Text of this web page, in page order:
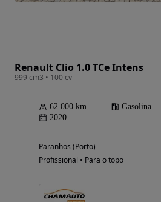
Renault Clio 1.0 TCe Intens
999 cm3 • 100 cv
62 000 km Gasolina
2020
Paranhos (Porto)
Profissional • Para o topo